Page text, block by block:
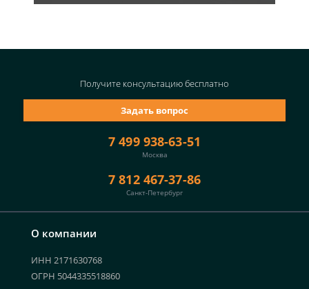
О компании
ИНН 2171630768
ОГРН 5044335518860
7 499 938-63-51
Москва
7 812 467-37-86
Санкт-Петербург
Задать вопрос
Получите консультациюбесплатно